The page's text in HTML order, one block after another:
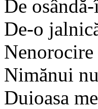
De
De-o
Nenorocire
Nimănui
Duioasa